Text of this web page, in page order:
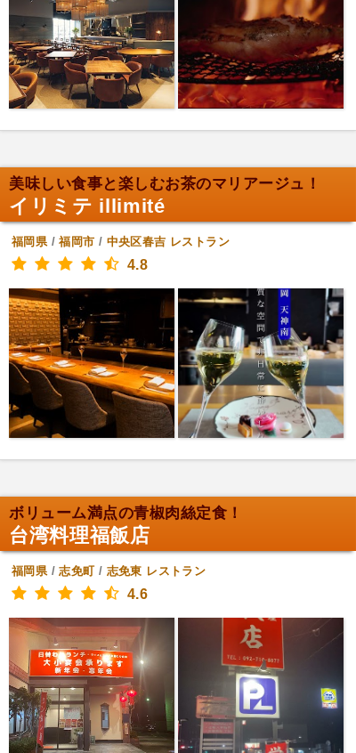
美味しい食事と楽しむお茶のマリアージュ！
イリミテ illimité
福岡県/福岡市 / 中央区春吉 レストラン
4.8
ボリューム満点の青椒肉絲定食！
台湾料理福飯店
福岡県/志免町/ 志免東 レストラン
4.6